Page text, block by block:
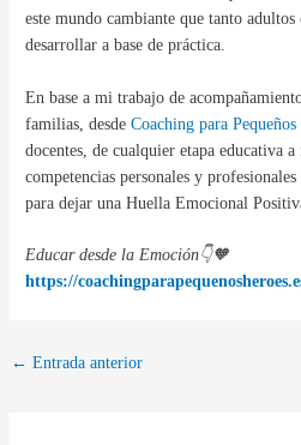
este mundo cambiante que tanto adultos
desarrollar a base de práctica.
En base a mi trabajo de
familias, desdeCoaching para Pequeños
docentes, de cualquier etapa educativa
competencias personales y
para dejar una Huella Emocional
Educar desde la Emoción👇🧡
https://
← Entrada anterior